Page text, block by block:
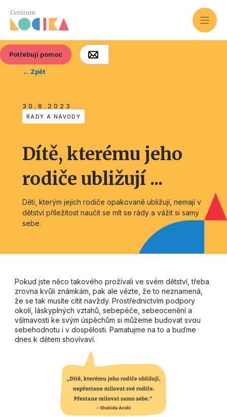
Potřebuji pomoc
← Zpět
30.6.2023
RADY A NÁVODY
Dítě, kterému jeho
rodiče ubližují ...
Děti, kterým jejich rodiče opakovaně ubližují, nemají v
dětství příležitost naučit se mít se rády a vážit si samy
sebe.
Pokud jste něco takového prožívali ve svém dětství, třeba
zrovna kvůli známkám, pak ale vězte, že to neznamená,
že se tak musíte cítit navždy. Prostřednictvím podpory
okolí, láskyplných vztahů, sebepéče, sebeocenění a
všímavosti ke svým úspěchům si můžeme budovat svou
sebehodnotu i v dospělosti. Pamatujme na to a buďme
dnes k dětem shovívaví.